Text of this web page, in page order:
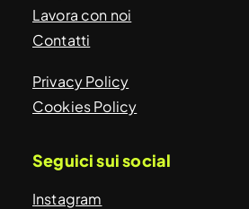
Lavora con noi
Contatti
Privacy Policy
Cookies Policy
Seguici sui social
Instagram